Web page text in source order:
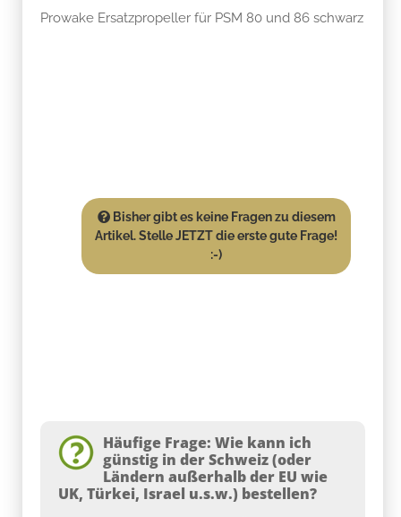
Prowake Ersatzpropeller für PSM 80 und 86 schwarz
Bisher gibt es keine Fragen zu diesem
Artikel. Stelle JETZT die erste gute Frage!
:-)
Häufige Frage: Wie kann ich
günstig in der Schweiz (oder
Ländern außerhalb der EU wie
UK, Türkei, Israel u.s.w.) bestellen?